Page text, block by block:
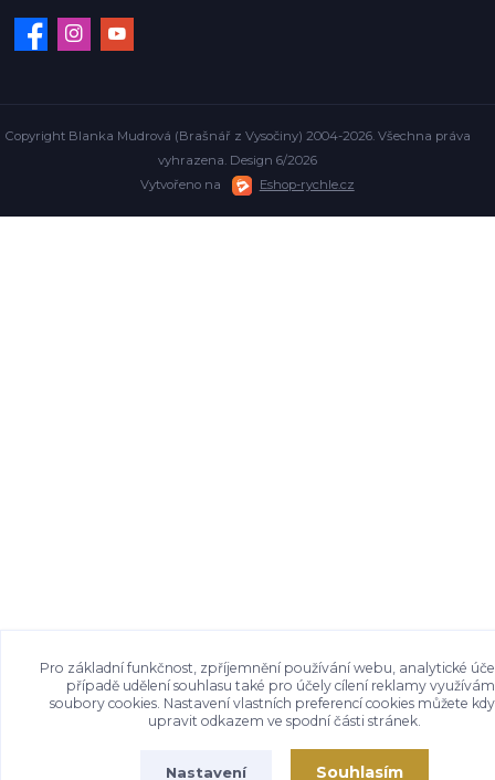
Copyright Blanka Mudrová (Brašnář z Vysočiny) 2004-2026. Všechna práva
vyhrazena. Design 6/2026
Vytvořeno na
Eshop-rychle.cz
Pro základní funkčnost, zpříjemnění používání webu, analytické
případě udělení souhlasu také pro účely cílení reklamy
soubory cookies. Nastavení vlastních preferencí cookies můžete
upravit odkazem ve spodní části stránek.
Nastavení Souhlasím